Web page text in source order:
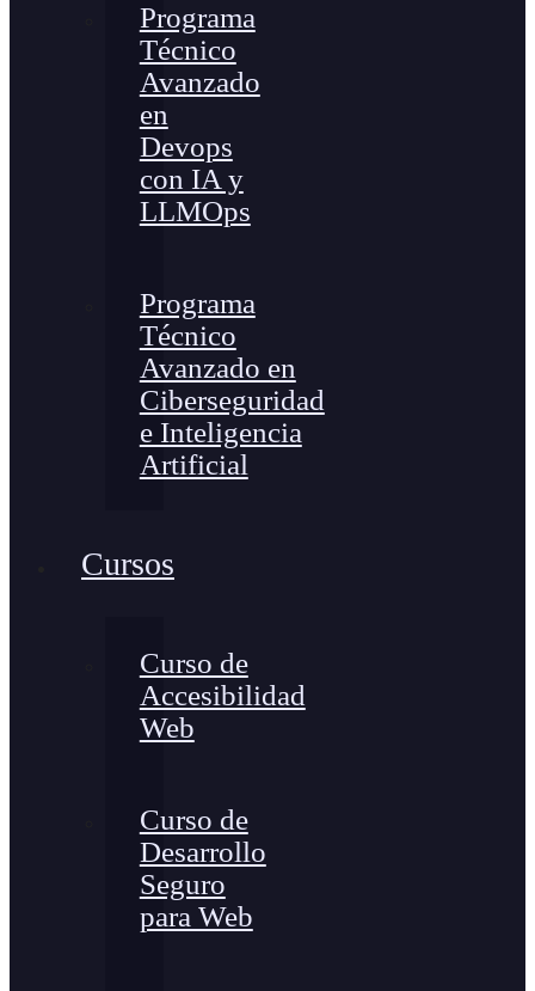
Programa
Técnico
Avanzado
en
Devops
con IA y
LLMOps
Programa
Técnico
Avanzado en
Ciberseguridad
e Inteligencia
Artificial
Cursos
Curso de
Accesibilidad
Web
Curso de
Desarrollo
Seguro
para Web